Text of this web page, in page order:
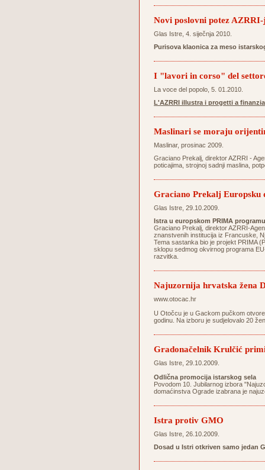
Novi poslovni potez
Glas Istre, 4. siječnja 2010.
Purisova klaonica za meso
I "lavori in corso" del
La voce del popolo, 5. 01.2010.
L'AZRRI illustra i progetti a
Maslinari se moraju
Maslinar, prosinac 2009.
Graciano Prekalj, direktor AZRRI -
poticajima, strojnoj sadnji maslina,
Graciano Prekalj Europsku
Glas Istre, 29.10.2009.
Istra u europskom PRIMA programu
Graciano Prekalj, direktor AZRRI-
znanstvenih institucija iz Francuske,
Tema sastanka bio je projekt PRIMA
sklopu sedmog okvirnog programa
razvitka.
Najuzornija hrvatska žena
www.otocac.hr
U Otočcu je u Gackom pučkom
godinu. Na izboru je sudjelovalo 20
Gradonačelnik Krulčić
Glas Istre, 29.10.2009.
Odlična promocija istarskog sela
Povodom 10. Jubilarnog izbora
domaćinstva Ograde izabrana je
Istra protiv GMO
Glas Istre, 26.10.2009.
Dosad u Istri otkriven samo jedan